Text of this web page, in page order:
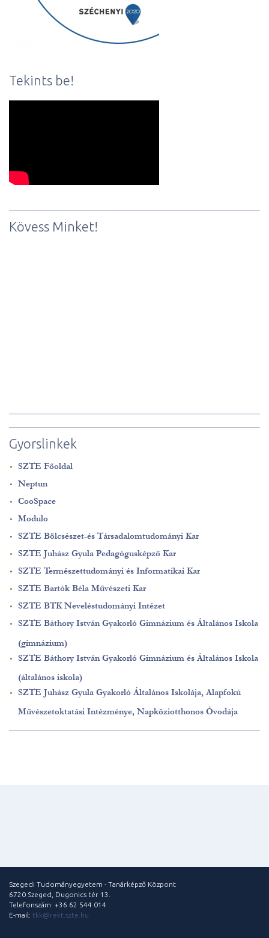
Tekints be!
Kövess Minket!
Gyorslinkek
SZTE Főoldal
Neptun
CooSpace
Modulo
SZTE Bölcsészet-és Társadalomtudományi Kar
SZTE Juhász Gyula Pedagógusképző Kar
SZTE Természettudományi és Informatikai Kar
SZTE Bartók Béla Művészeti Kar
SZTE BTK Neveléstudományi Intézet
SZTE Báthory István Gyakorló Gimnázium és Általános Iskola
(gimnázium)
SZTE Báthory István Gyakorló Gimnázium és Általános Iskola
(általános iskola)
SZTE Juhász Gyula Gyakorló Általános Iskolája, Alapfokú
Művészetoktatási Intézménye, Napköziotthonos Óvodája
Szegedi Tudományegyetem - Tanárképző Központ
6720 Szeged, Dugonics tér 13.
Telefonszám: +36 62 544 014
E-mail: tkk@rekt.szte.hu